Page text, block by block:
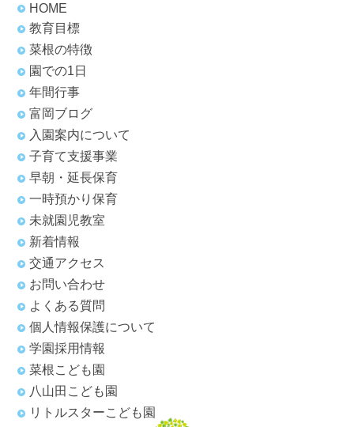
HOME
教育目標
菜根の特徴
園での1日
年間行事
富岡ブログ
入園案内について
子育て支援事業
早朝・延長保育
一時預かり保育
未就園児教室
新着情報
交通アクセス
お問い合わせ
よくある質問
個人情報保護について
学園採用情報
菜根こども園
八山田こども園
リトルスターこども園